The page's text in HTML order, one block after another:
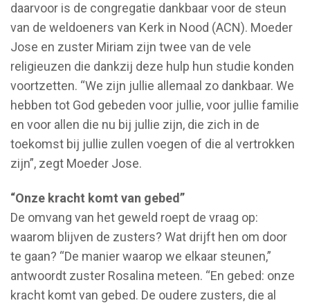
daarvoor is de congregatie dankbaar voor de steun
van de weldoeners van Kerk in Nood (ACN). Moeder
Jose en zuster Miriam zijn twee van de vele
religieuzen die dankzij deze hulp hun studie konden
voortzetten. “We zijn jullie allemaal zo dankbaar. We
hebben tot God gebeden voor jullie, voor jullie familie
en voor allen die nu bij jullie zijn, die zich in de
toekomst bij jullie zullen voegen of die al vertrokken
zijn”, zegt Moeder Jose.
“Onze kracht komt van gebed”
De omvang van het geweld roept de vraag op:
waarom blijven de zusters? Wat drijft hen om door
te gaan? “De manier waarop we elkaar steunen,”
antwoordt zuster Rosalina meteen. “En gebed: onze
kracht komt van gebed. De oudere zusters, die al